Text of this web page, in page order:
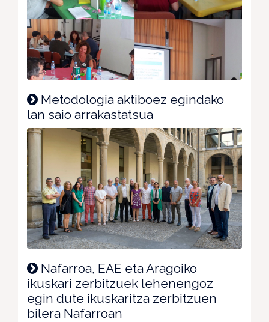
Metodologia aktiboez egindako
lan saio arrakastatsua
Nafarroa, EAE eta Aragoiko
ikuskari zerbitzuek lehenengoz
egin dute ikuskaritza zerbitzuen
bilera Nafarroan